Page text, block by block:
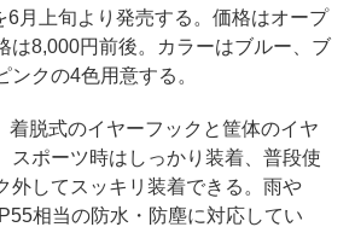
6月上旬より発売する。価格はオープ
は8,000円前後。カラーはブルー、ブ
ンクの4色用意する。
着脱式のイヤーフックと筐体のイヤ
スポーツ時はしっかり装着、普段使
外してスッキリ装着できる。雨や
相当の防水・防塵に対応してい